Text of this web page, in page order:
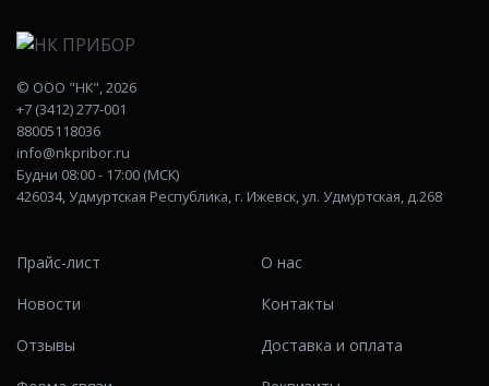
© ООО "НК", 2026
+7 (3412) 277-001
88005118036
info@nkpribor.ru
Будни 08:00 - 17:00 (МСК)
426034, Удмуртская Республика, г. Ижевск, ул. Удмуртская, д.268
Прайс-лист
Новости
Отзывы
О нас
Контакты
Доставка и оплата